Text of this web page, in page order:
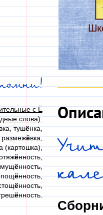
с Ё
слова):
тушёнка,
размежёвка,
(картошка),
ённость,
ённость,
ённость,
ённость,
ённость.